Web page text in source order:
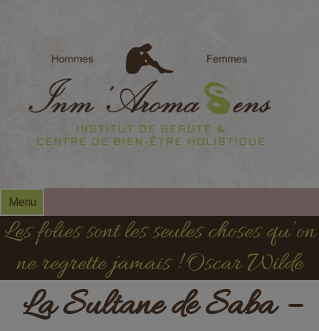
Menu
Les folies sont les seules choses qu’on
ne regrette jamais ! Oscar Wilde
La Sultane de Saba –